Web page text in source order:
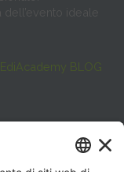
ideale
EdiAcademy BLOG